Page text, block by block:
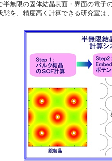
半無限の固体結晶表面・界面の電子
態を、精度高く計算できる研究室は